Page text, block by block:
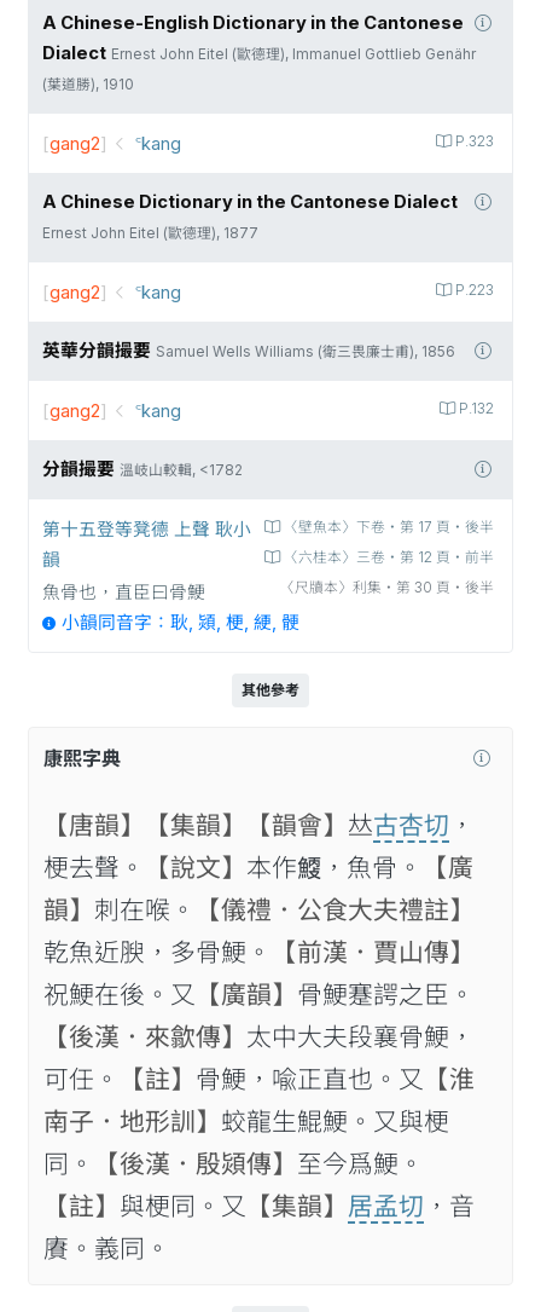
A Chinese-English Dictionary in the Cantonese
Dialect Ernest John Eitel (歐德理), Immanuel Gottlieb Genähr
(葉道勝), 1910
P.323
[gang2] ꜂kang
A Chinese Dictionary in the Cantonese Dialect
Ernest John Eitel (歐德理), 1877
P.223
[gang2] ꜂kang
英華分韻撮要 Samuel Wells Williams (衛三畏廉士甫), 1856
P.132
[gang2] ꜂kang
分韻撮要 溫岐山較輯, <1782
〈壁魚本〉下卷‧第 17 頁‧後半
〈六桂本〉三卷‧第 12 頁‧前半
〈尺牘本〉利集‧第 30 頁‧後半
第十五登等凳德 上聲 耿小
韻
魚骨也，直臣曰骨鯁
小韻同音字：耿, 熲, 梗, 綆, 骾
其他參考
康熙字典
【唐韻】 【集韻】 【韻會】 𠀤古杏切 ，
梗去聲。
【說文】 本作𩹐，魚骨。
【廣
韻】 刺在喉。
【儀禮．公食大夫禮註】
乾魚近腴，多骨鯁。
【前漢．賈山傳】
祝鯁在後。又
【廣韻】 骨鯁蹇諤之臣。
【後漢．來歙傳】 太中大夫段襄骨鯁，
可任。
【註】 骨鯁，喩正直也。又
【淮
南子．地形訓】 蛟龍生鯤鯁。又與梗
同。
【後漢．殷熲傳】 至今爲鯁。
【註】 與梗同。又 【集韻】 居孟切 ，音
賡。義同。